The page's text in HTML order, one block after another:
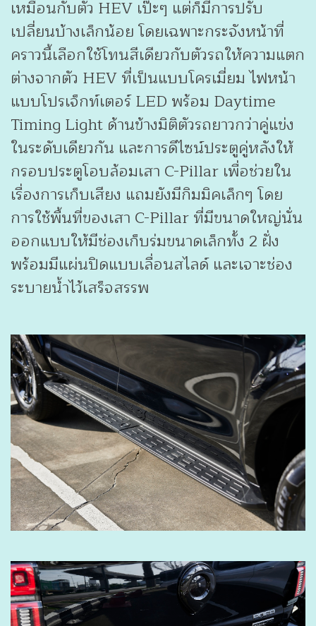
เหมือนกับตัว HEV เป๊ะๆ แต่ก็มีการปรับ
เปลี่ยนบ้างเล็กน้อย โดยเฉพาะกระจังหน้าที่
คราวนี้เลือกใช้โทนสีเดียวกับตัวรถให้ความแตก
ต่างจากตัว HEV ที่เป็นแบบโครเมี่ยม ไฟหน้า
แบบโปรเจ็กท์เตอร์ LED พร้อม Daytime
Timing Light ด้านข้างมิติตัวรถยาวกว่าคู่แข่ง
ในระดับเดียวกัน และการดีไซน์ประตูคู่หลังให้
กรอบประตูโอบล้อมเสา C-Pillar เพื่อช่วยใน
เรื่องการเก็บเสียง แถมยังมีกิมมิคเล็กๆ โดย
การใช้พื้นที่ของเสา C-Pillar ที่มีขนาดใหญ่นั่น
ออกแบบให้มีช่องเก็บร่มขนาดเล็กทั้ง 2 ฝั่ง
พร้อมมีแผ่นปิดแบบเลื่อนสไลด์ และเจาะช่อง
ระบายน้ำไว้เสร็จสรรพ